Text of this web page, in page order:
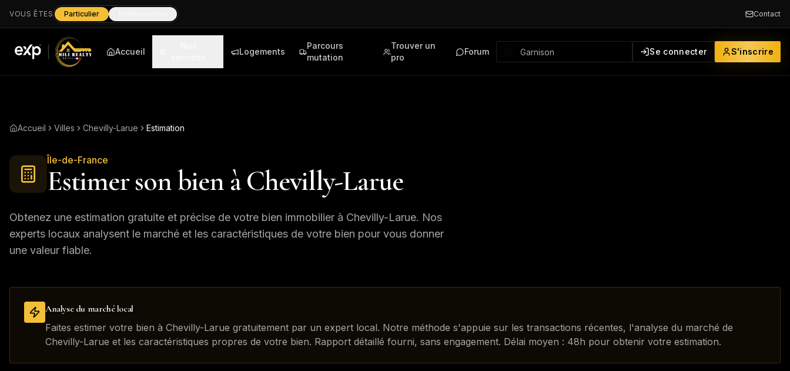
VOUS ÊTES Particulier Contact
Accueil Logements
Parcours
mutation
Trouver un
pro
Forum Se connecter S'inscrire
Accueil Villes Chevilly-Larue Estimation
Île-de-France
Estimer son bien àChevilly-Larue
Obtenez une estimation gratuite et précise de votre bien immobilier à Chevilly-Larue. Nos
experts locaux analysent le marché et les caractéristiques de votre bien pour vous donner
une valeur fiable.
Analyse du marché local
Faites estimer votre bien à Chevilly-Larue gratuitement par un expert local. Notre méthode s'appuie sur les transactions récentes, l'analyse du marché de
Chevilly-Larue et les caractéristiques propres de votre bien. Rapport détaillé fourni, sans engagement. Délai moyen : 48h pour obtenir votre estimation.